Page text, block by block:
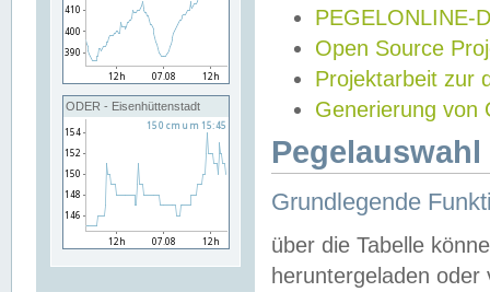
ODER - Eisenhüttenstadt
PEGELONLINE-
Open Source
Projektarbeit zur
Generierung von
Grundlegende
über die Tabelle
heruntergeladen oder